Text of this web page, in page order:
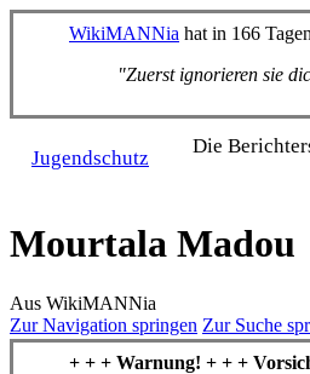
WikiMANNia hat in 166
"Zuerst ignorieren sie
Jugendschutz
Die
Mourtala Madou
Aus WikiMANNia
Zur Navigation springen Zur Suche
+ + + Warnung! + + +